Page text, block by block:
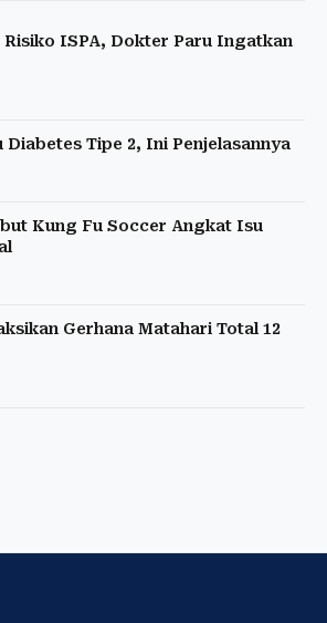
Risiko ISPA, Dokter Paru Ingatkan
Diabetes Tipe 2, Ini Penjelasannya
Kung Fu Soccer Angkat Isu
Gerhana Matahari Total 12